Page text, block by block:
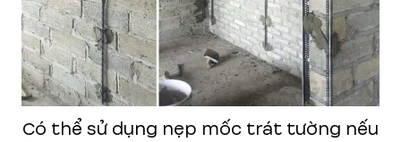
Có thể sử dụng nẹp mốc trát tường nếu